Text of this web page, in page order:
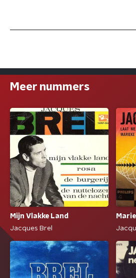
Meer nummers
Mijn Vlakke Land
Jacques Brel